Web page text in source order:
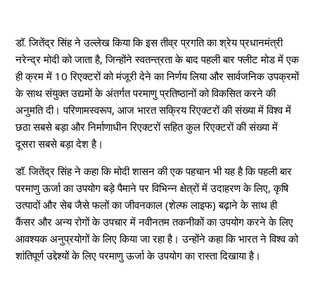
डॉ. जितेंद्र सिंह ने उल्लेख किया कि इस तीव्र प्रगति का श्रेय प्रधानमंत्री
नरेन्‍द्र मोदी को जाता है, जिन्होंने स्वतन्त्रता के बाद पहली बार फ्लीट मोड में एक
ही क्रम में 10 रिएक्टरों को मंजूरी देने का निर्णय लिया और सार्वजनिक उपक्रमों
के साथ संयुक्त उद्यमों के अंतर्गत परमाणु प्रतिष्ठानों को विकसित करने की
अनुमति दी। परिणामस्वरूप, आज भारत सक्रिय रिएक्टरों की संख्या में विश्व में
छठा सबसे बड़ा और निर्माणाधीन रिएक्टरों सहित कुल रिएक्टरों की संख्या में
दूसरा सबसे बड़ा देश है।
डॉ. जितेंद्र सिंह ने कहा कि मोदी शासन की एक पहचान भी यह है कि पहली बार
परमाणु ऊर्जा का उपयोग बड़े पैमाने पर विभिन्न क्षेत्रों में उदाहरण के लिए, कृषि
उत्पादों और सेब जैसे फलों का जीवनकाल (शेल्फ लाइफ) बढ़ाने के साथ ही
कैंसर और अन्य रोगों के उपचार में नवीनतम तकनीकों का उपयोग करने के लिए
आवश्यक अनुप्रयोगों के लिए किया जा रहा है। उन्होंने कहा कि भारत ने विश्व को
शांतिपूर्ण उद्देश्यों के लिए परमाणु ऊर्जा के उपयोग का रास्ता दिखाया है।